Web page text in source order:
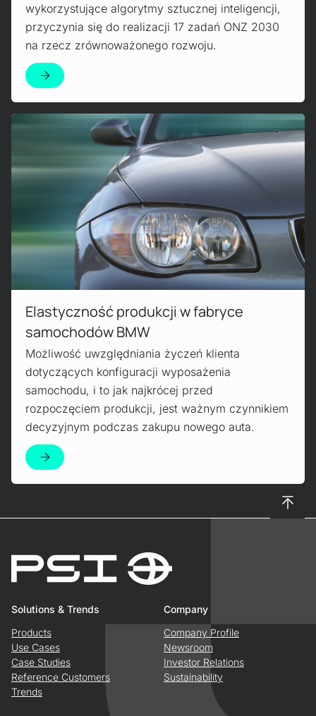
wykorzystujące algorytmy sztucznej inteligencji,
przyczynia się do realizacji 17 zadań ONZ 2030
na rzecz zrównoważonego rozwoju.
Elastyczność produkcji w fabryce
samochodów BMW
Możliwość uwzględniania życzeń klienta
dotyczących konfiguracji wyposażenia
samochodu, i to jak najkrócej przed
rozpoczęciem produkcji, jest ważnym czynnikiem
decyzyjnym podczas zakupu nowego auta.
Read more!
Solutions & Trends
Products
Use Cases
Case Studies
Reference Customers
Trends
Company
Company Profile
Newsroom
Investor Relations
Sustainability
To top